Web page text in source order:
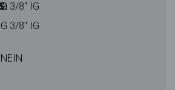
G 3/8" IG
G 3/8" IG
NEIN